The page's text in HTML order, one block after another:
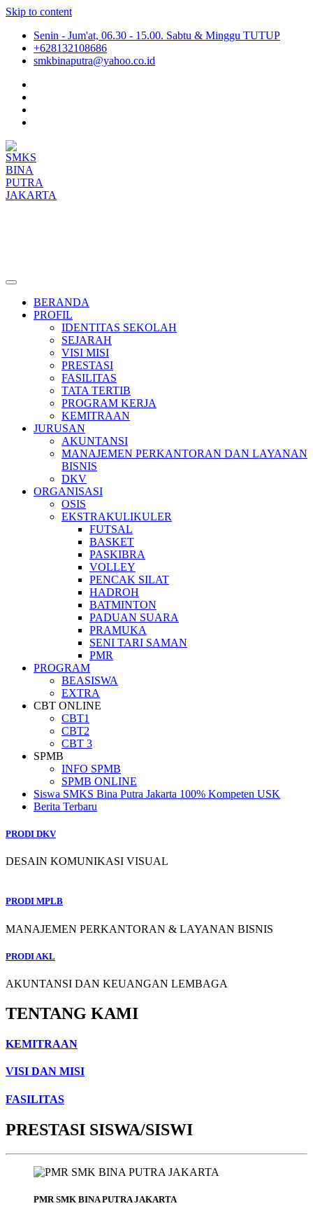
Skip to content
Senin - Jum'at, 06.30 - 15.00. Sabtu & Minggu TUTUP
+628132108686
smkbinaputra@yahoo.co.id
BERANDA
PROFIL
IDENTITAS SEKOLAH
SEJARAH
VISI MISI
PRESTASI
FASILITAS
TATA TERTIB
PROGRAM KERJA
KEMITRAAN
JURUSAN
AKUNTANSI
MANAJEMEN PERKANTORAN DAN LAYANAN
BISNIS
DKV
ORGANISASI
OSIS
EKSTRAKULIKULER
FUTSAL
BASKET
PASKIBRA
VOLLEY
PENCAK SILAT
HADROH
BATMINTON
PADUAN SUARA
PRAMUKA
SENI TARI SAMAN
PMR
PROGRAM
BEASISWA
EXTRA
CBT ONLINE
CBT1
CBT2
CBT 3
SPMB
INFO SPMB
SPMB ONLINE
Siswa SMKS Bina Putra Jakarta 100% Kompeten USK
Berita Terbaru
PRODI DKV
DESAIN KOMUNIKASI VISUAL
PRODI MPLB
MANAJEMEN PERKANTORAN & LAYANAN BISNIS
PRODI AKL
AKUNTANSI DAN KEUANGAN LEMBAGA
TENTANG KAMI
KEMITRAAN
VISI DAN MISI
FASILITAS
PRESTASI SISWA/SISWI
PMR SMK BINA PUTRA JAKARTA